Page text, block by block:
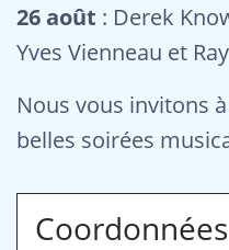
26 août : Derek
Yves Vienneau et
Nous vous invitons
belles soirées
Coordonnées